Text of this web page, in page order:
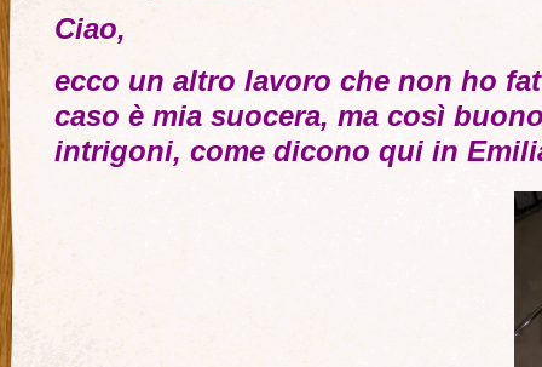
Ciao,
ecco un altro lavoro che non ho
caso è mia suocera, ma così
intrigoni, come dicono qui in